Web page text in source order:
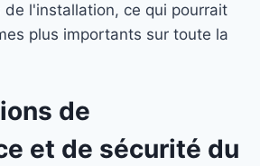
de l'installation, ce qui pourrait
plus importants sur toute la
de
et de sécurité du